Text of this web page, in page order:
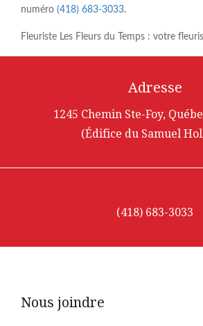
numéro (418) 683-3033.
Fleuriste Les Fleurs du Temps : votre
Adresse
1245 Chemin Ste-Foy,
(Édifice du Samuel
(418) 683-3033
Nous joindre